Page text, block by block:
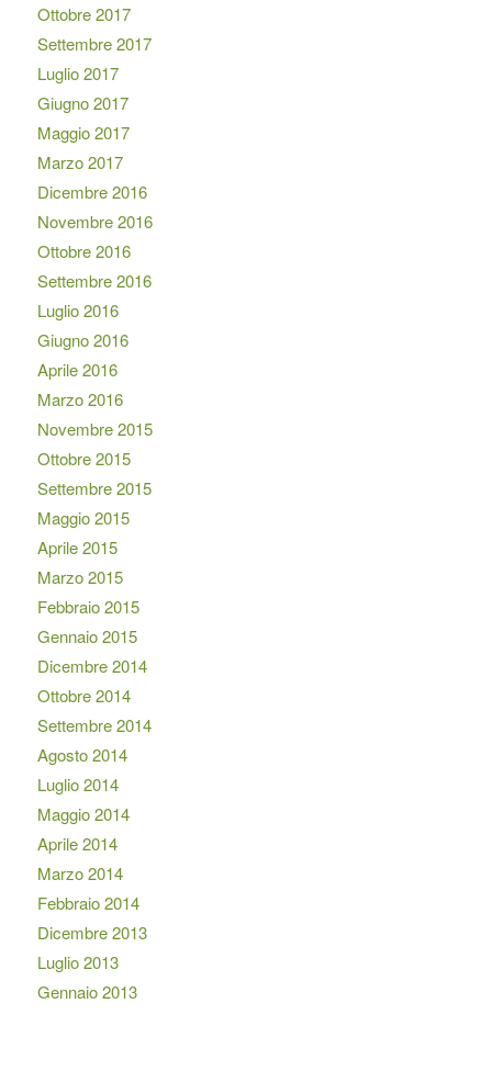
Ottobre 2017
Settembre 2017
Luglio 2017
Giugno 2017
Maggio 2017
Marzo 2017
Dicembre 2016
Novembre 2016
Ottobre 2016
Settembre 2016
Luglio 2016
Giugno 2016
Aprile 2016
Marzo 2016
Novembre 2015
Ottobre 2015
Settembre 2015
Maggio 2015
Aprile 2015
Marzo 2015
Febbraio 2015
Gennaio 2015
Dicembre 2014
Ottobre 2014
Settembre 2014
Agosto 2014
Luglio 2014
Maggio 2014
Aprile 2014
Marzo 2014
Febbraio 2014
Dicembre 2013
Luglio 2013
Gennaio 2013